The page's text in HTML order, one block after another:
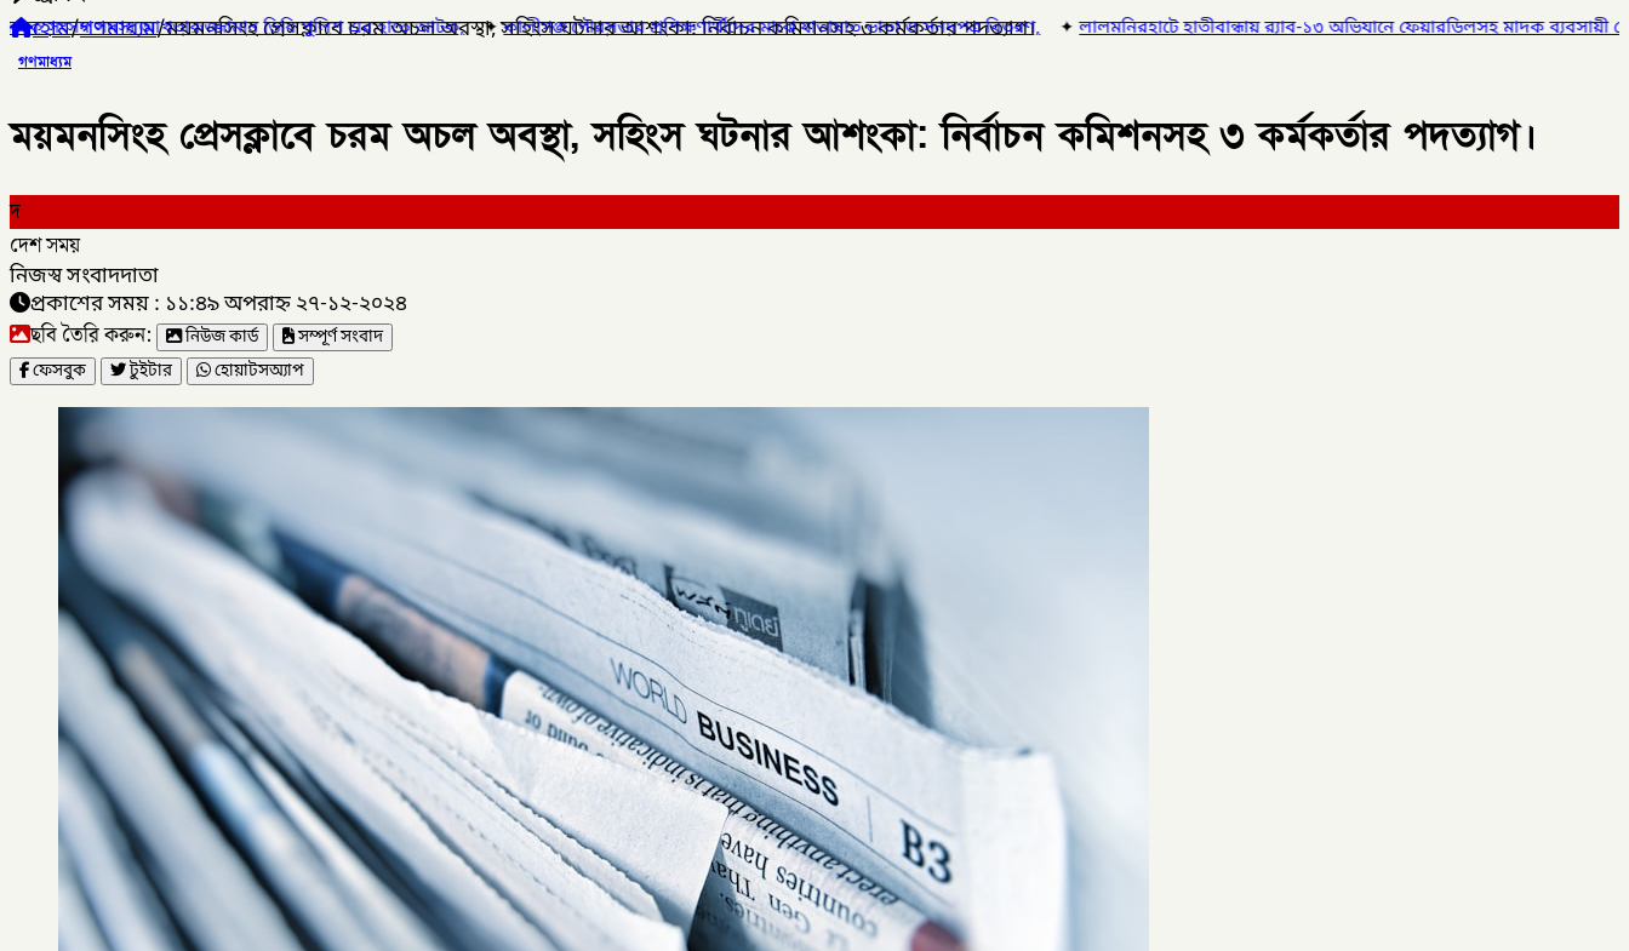
ডিবি পুলিশ এর হাতে আটক,✦কালীগঞ্জ পৌরসভার প্রশিক্ষণার্থীদের মাঝে যাতায়াত ভাতা ও সনদপত্র বিতরণ,✦লালমনিরহাটে হাতীবান্ধায় র‌্যাব-১৩ অভিযানে ফেয়ারডিলসহ মাদক ব্যবসায়ী গ্রেপ্তার,✦
হোম/গণমাধ্যম/ময়মনসিংহ প্রেসক্লাবে চরম অচল অবস্থা, সহিংস ঘটনার আশংকা: নির্বাচন কমিশনসহ ৩ কর্মকর্তার পদত্যাগ।
গণমাধ্যম
ময়মনসিংহ প্রেসক্লাবে চরম অচল অবস্থা, সহিংস ঘটনার আশংকা: নির্বাচন কমিশনসহ ৩ কর্মকর্তার পদত্যাগ।
দ
দেশ সময়
নিজস্ব সংবাদদাতা
প্রকাশের সময় : ১১:৪৯ অপরাহ্ন ২৭-১২-২০২৪
ছবি তৈরি করুন: নিউজ কার্ড
সম্পূর্ণ সংবাদ
ফেসবুক
টুইটার হোয়াটসঅ্যাপ